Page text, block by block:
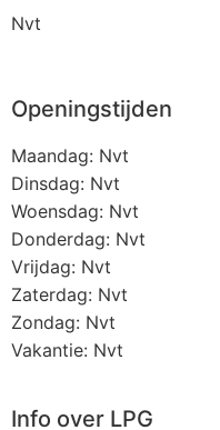
Nvt
Openingstijden
Maandag: Nvt
Dinsdag: Nvt
Woensdag: Nvt
Donderdag: Nvt
Vrijdag: Nvt
Zaterdag: Nvt
Zondag: Nvt
Vakantie: Nvt
Info over LPG